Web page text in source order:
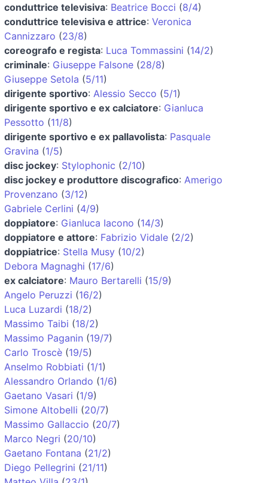
conduttrice televisiva: Beatrice Bocci (8/4)
conduttrice televisiva e attrice: Veronica
Cannizzaro (23/8)
coreografo e regista: Luca Tommassini (14/2)
criminale: Giuseppe Falsone (28/8)
Giuseppe Setola (5/11)
dirigente sportivo: Alessio Secco (5/1)
dirigente sportivo e ex calciatore: Gianluca
Pessotto (11/8)
dirigente sportivo e ex pallavolista: Pasquale
Gravina (1/5)
disc jockey: Stylophonic (2/10)
disc jockey e produttore discografico: Amerigo
Provenzano (3/12)
Gabriele Cerlini (4/9)
doppiatore: Gianluca Iacono (14/3)
doppiatore e attore: Fabrizio Vidale (2/2)
doppiatrice: Stella Musy (10/2)
Debora Magnaghi (17/6)
ex calciatore: Mauro Bertarelli (15/9)
Angelo Peruzzi (16/2)
Luca Luzardi (18/2)
Massimo Taibi (18/2)
Massimo Paganin (19/7)
Carlo Troscè (19/5)
Anselmo Robbiati (1/1)
Alessandro Orlando (1/6)
Gaetano Vasari (1/9)
Simone Altobelli (20/7)
Massimo Gallaccio (20/7)
Marco Negri (20/10)
Gaetano Fontana (21/2)
Diego Pellegrini (21/11)